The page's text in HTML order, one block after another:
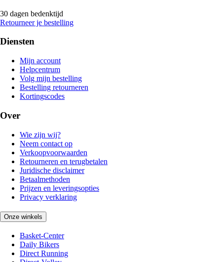
30 dagen bedenktijd
Retourneer je bestelling
Diensten
Mijn account
Helpcentrum
Volg mijn bestelling
Bestelling retourneren
Kortingscodes
Over
Wie zijn wij?
Neem contact op
Verkoopvoorwaarden
Retourneren en terugbetalen
Juridische disclaimer
Betaalmethoden
Prijzen en leveringsopties
Privacy verklaring
Onze winkels
Basket-Center
Daily Bikers
Direct Running